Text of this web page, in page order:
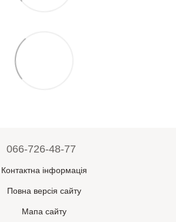
066-726-48-77
Контактна інформація
Повна версія сайту
Мапа сайту